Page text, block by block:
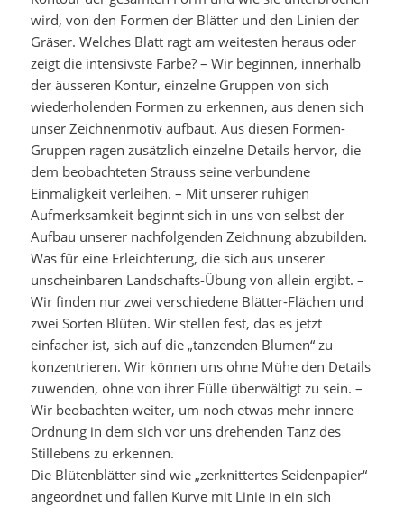
wird, von den Formen der Blätter und den Linien der
Gräser. Welches Blatt ragt am weitesten heraus oder
zeigt die intensivste Farbe? – Wir beginnen, innerhalb
der äusseren Kontur, einzelne Gruppen von sich
wiederholenden Formen zu erkennen, aus denen sich
unser Zeichnenmotiv aufbaut. Aus diesen Formen-
Gruppen ragen zusätzlich einzelne Details hervor, die
dem beobachteten Strauss seine verbundene
Einmaligkeit verleihen. – Mit unserer ruhigen
Aufmerksamkeit beginnt sich in uns von selbst der
Aufbau unserer nachfolgenden Zeichnung abzubilden.
Was für eine Erleichterung, die sich aus unserer
unscheinbaren Landschafts-Übung von allein ergibt. –
Wir finden nur zwei verschiedene Blätter-Flächen und
zwei Sorten Blüten. Wir stellen fest, das es jetzt
einfacher ist, sich auf die „tanzenden Blumen“ zu
konzentrieren. Wir können uns ohne Mühe den Details
zuwenden, ohne von ihrer Fülle überwältigt zu sein. –
Wir beobachten weiter, um noch etwas mehr innere
Ordnung in dem sich vor uns drehenden Tanz des
Stillebens zu erkennen.
Die Blütenblätter sind wie „zerknittertes Seidenpapier“
angeordnet und fallen Kurve mit Linie in ein sich